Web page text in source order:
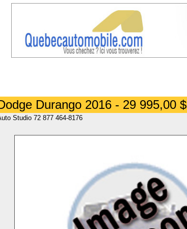
Durango 2016 - 29 995,00 $
Studio 72 877 464-8176